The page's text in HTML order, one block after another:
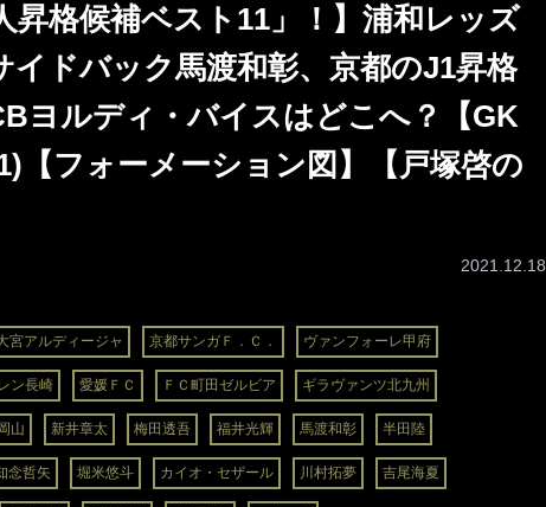
昇格候補ベスト11」！】浦和レッズ
イドバック馬渡和彰、京都のJ1昇格
ヨルディ・バイスはどこへ？【GK
【フォーメーション図】【戸塚啓の
宮アルディージャ 京都サンガＦ．Ｃ． ヴァンフォーレ甲府
ン長崎 愛媛ＦＣ ＦＣ町田ゼルビア ギラヴァンツ北九州
山 新井章太 梅田透吾 福井光輝 馬渡和彰 半田陸
念哲矢 堀米悠斗 カイオ・セザール 川村拓夢 吉尾海夏
2021.12.18